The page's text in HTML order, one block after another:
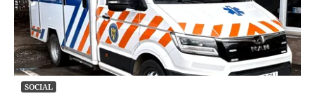
SOCIAL